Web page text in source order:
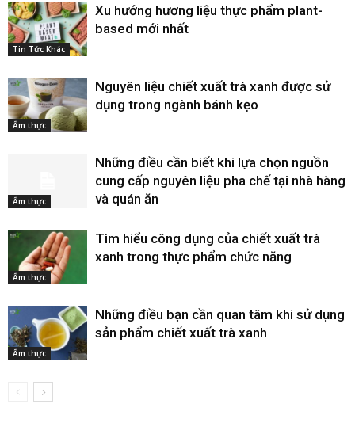
Tin Tức Khác
Xu hướng hương liệu thực phẩm plant-
based mới nhất
Ẩm thực
Nguyên liệu chiết xuất trà xanh được sử
dụng trong ngành bánh kẹo
Ẩm thực
Những điều cần biết khi lựa chọn nguồn
cung cấp nguyên liệu pha chế tại nhà hàng
và quán ăn
Ẩm thực
Tìm hiểu công dụng của chiết xuất trà
xanh trong thực phẩm chức năng
Ẩm thực
Những điều bạn cần quan tâm khi sử dụng
sản phẩm chiết xuất trà xanh